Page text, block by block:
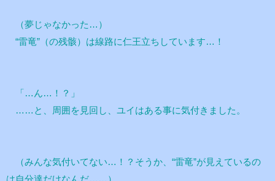
（夢じゃなかった…）
“雷竜”（の残骸）は線路に仁王立ちしています…！
「…ん…！？」
……と、周囲を見回し、ユイはある事に気付きました。
（みんな気付いてない…！？そうか、“雷竜”が見えているの
は自分達だけなんだ……）